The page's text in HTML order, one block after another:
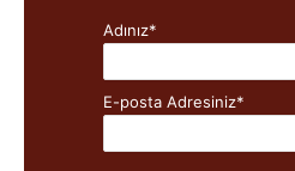
Adınız*
E-posta Adresiniz*